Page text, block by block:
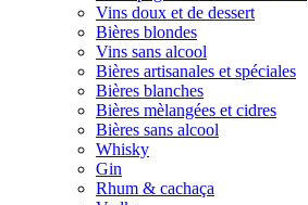
Vins doux et de dessert
Bières blondes
Vins sans alcool
Bières artisanales et spéciales
Bières blanches
Bières mèlangées et cidres
Bières sans alcool
Whisky
Gin
Rhum & cachaça